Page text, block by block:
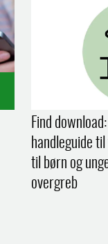
Find
handleguide
til børn og
overgreb